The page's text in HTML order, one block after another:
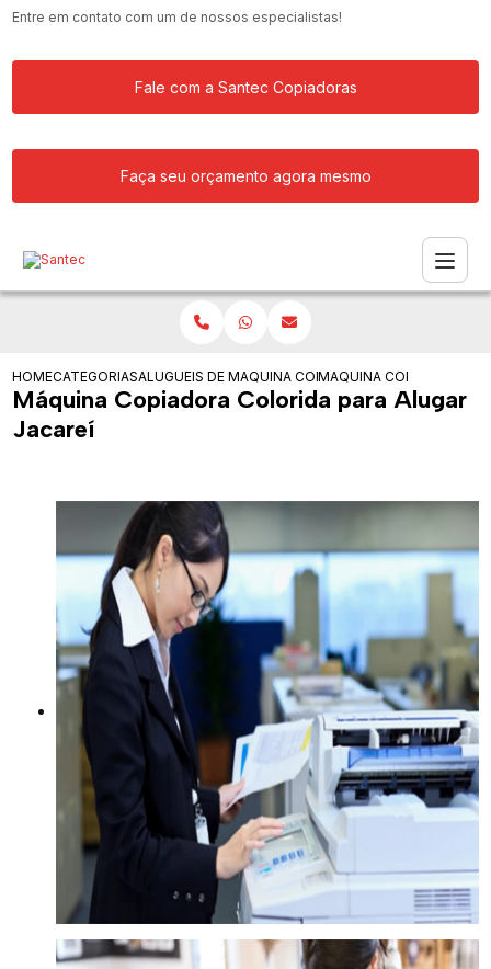
Entre em contato com um de nossos especialistas!
Fale com a Santec Copiadoras
Faça seu orçamento agora mesmo
HOMECATEGORIASALUGUEIS DE COPIADORASMAQUINA COPIADORA KYOCERA PARA
MAQUINA COPIADORA
Máquina Copiadora Colorida para Alugar
Jacareí